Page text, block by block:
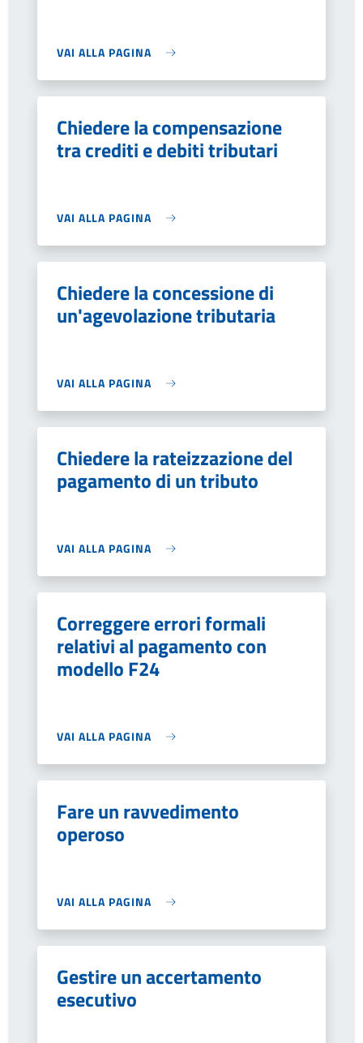
VAI ALLA PAGINA
Chiedere la compensazione
tra crediti e debiti tributari
VAI ALLA PAGINA
Chiedere la concessione di
un'agevolazione tributaria
VAI ALLA PAGINA
Chiedere la rateizzazione del
pagamento di un tributo
VAI ALLA PAGINA
Correggere errori formali
relativi al pagamento con
modello F24
VAI ALLA PAGINA
Fare un ravvedimento
operoso
VAI ALLA PAGINA
Gestire un accertamento
esecutivo